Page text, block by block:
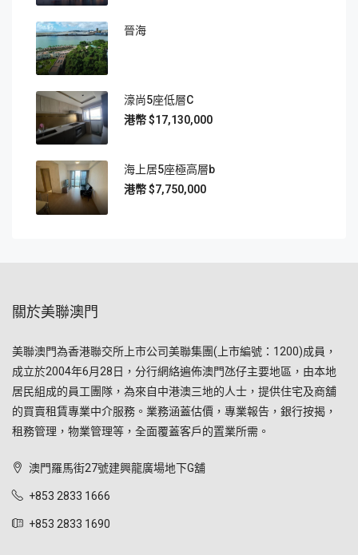
晉海
濠尚5座低層C
$17,130,000
海上居5座極高層b
$7,750,000
關於美聯澳門
美聯澳門為香港聯交所上市公司美聯集團(上市編號：1200)成員，
成立於2004年6月28日，分行網絡遍佈澳門氹仔主要地區，由本地
居民組成的員工團隊，為來自中港澳三地的人士，提供住宅及商舖
的買賣租賃專業中介服務。業務涵蓋估價，專業報告，銀行按揭，
租務管理，物業管理等，全面覆蓋客戶的置業所需。
澳門羅馬街27號建興龍廣場地下G舖
+853 2833 1666
+853 2833 1690